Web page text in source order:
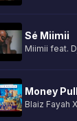
Sé Miimii
Miimii feat.
Money
Blaiz Fayah